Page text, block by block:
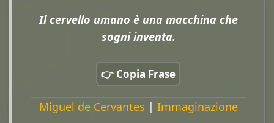
Il cervello umano è una macchina che
sogni inventa.
👉 Copia Frase
Miguel de Cervantes | Immaginazione